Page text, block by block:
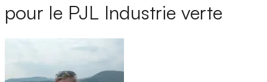
pour le PJL Industrie verte